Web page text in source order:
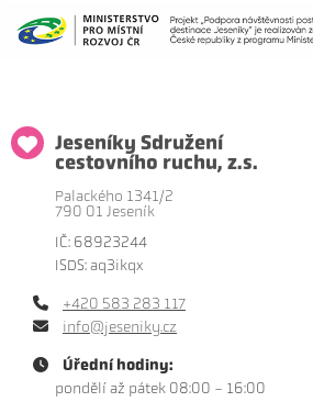
Jeseníky Sdružení
cestovního ruchu, z.s.
Palackého 1341/2
790 01 Jeseník
IČ: 68923244
ISDS: aq3ikqx
+420 583 283 117
info@jeseniky.cz
Úřední hodiny:
pondělí až pátek 08:00 - 16:00